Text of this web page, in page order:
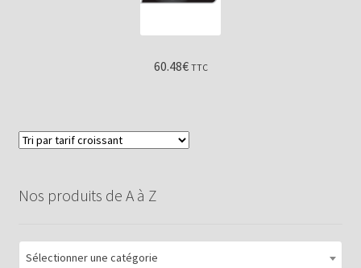
60.48€ TTC
Nos produits de A à Z
Sélectionner une catégorie